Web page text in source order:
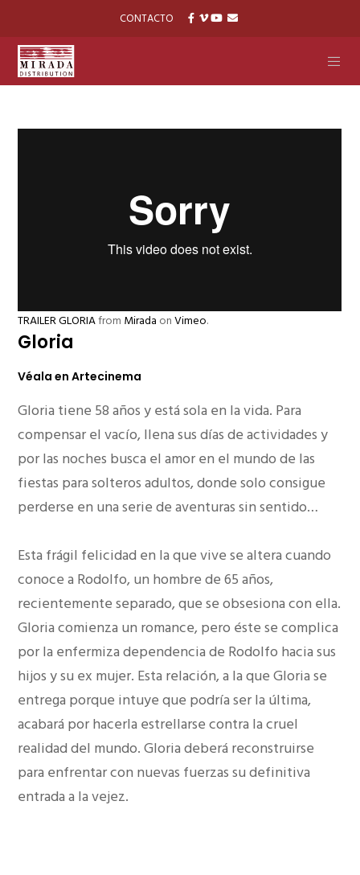
CONTACTO
TRAILER GLORIAfrom Mirada onVimeo.
Gloria
Véala en Artecinema
Gloria tiene 58 años y está sola en la vida. Para
compensar el vacío, llena sus días de actividades y
por las noches busca el amor en el mundo de las
fiestas para solteros adultos, donde solo consigue
perderse en una serie de aventuras sin sentido…
Esta frágil felicidad en la que vive se altera cuando
conoce a Rodolfo, un hombre de 65 años,
recientemente separado, que se obsesiona con ella.
Gloria comienza un romance, pero éste se complica
por la enfermiza dependencia de Rodolfo hacia sus
hijos y su ex mujer. Esta relación, a la que Gloria se
entrega porque intuye que podría ser la última,
acabará por hacerla estrellarse contra la cruel
realidad del mundo. Gloria deberá reconstruirse
para enfrentar con nuevas fuerzas su definitiva
entrada a la vejez.